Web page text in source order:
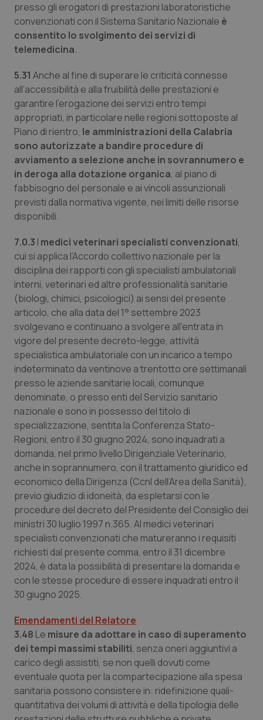
presso gli erogatori di prestazioni laboratoristiche
convenzionati con il Sistema Sanitario Nazionale è
consentito lo svolgimento dei servizi di
telemedicina.
5.31 Anche al fine di superare le criticità connesse
all’accessibilità e alla fruibilità delle prestazioni e
garantire l’erogazione dei servizi entro tempi
appropriati, in particolare nelle regioni sottoposte al
Piano di rientro, le amministrazioni della Calabria
sono autorizzate a bandire procedure di
avviamento a selezione anche in sovrannumero e
in deroga alla dotazione organica, al piano di
fabbisogno del personale e ai vincoli assunzionali
previsti dalla normativa vigente, nei limiti delle risorse
disponibili.
7.0.3 I medici veterinari specialisti convenzionati,
cui si applica l’Accordo collettivo nazionale per la
disciplina dei rapporti con gli specialisti ambulatoriali
interni, veterinari ed altre professionalità sanitarie
(biologi, chimici, psicologici) ai sensi del presente
articolo, che alla data del 1° settembre 2023
svolgevano e continuano a svolgere all’entrata in
vigore del presente decreto-legge, attività
specialistica ambulatoriale con un incarico a tempo
indeterminato da ventinove a trentotto ore settimanali
presso le aziende sanitarie locali, comunque
denominate, o presso enti del Servizio sanitario
nazionale e sono in possesso del titolo di
specializzazione, sentita la Conferenza Stato-
Regioni, entro il 30 giugno 2024, sono inquadrati a
domanda, nel primo livello Dirigenziale Veterinario,
anche in soprannumero, con il trattamento giuridico ed
economico della Dirigenza (Ccnl dell’Area della Sanità),
previo giudizio di idoneità, da espletarsi con le
procedure del decreto del Presidente del Consiglio dei
ministri 30 luglio 1997 n.365. AI medici veterinari
specialisti convenzionati che matureranno i requisiti
richiesti dal presente comma, entro il 31 dicembre
2024, è data la possibilità di presentare la domanda e
con le stesse procedure di essere inquadrati entro il
30 giugno 2025.
Emendamenti del Relatore
3.48 Le misure da adottare in caso di superamento
dei tempi massimi stabiliti, senza oneri aggiuntivi a
carico degli assistiti, se non quelli dovuti come
eventuale quota per la compartecipazione alla spesa
sanitaria possono consistere in: ridefinizione quali-
quantitativa dei volumi di attività e della tipologia delle
Nome
Fornitore/
Dominio
Scadenza
_ga_0VMQEQKQ1N .quotidianosanita.it
1 anno 1
della
sessione.
Nome Fornitore/Dominio
VISITOR_INFO1_LIVE
__Secure-YNID
.youtube.com
settimane
YSC
Google LLC
.youtube.com
__Secure-
ROLLOUT_TOKEN
tracking-sites-
ironfish-tracking-
www.quotidianosanita.it
4